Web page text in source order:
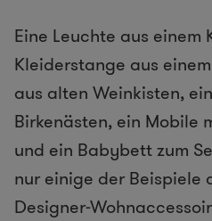
Eine Leuchte aus einem
Kleiderstange aus
aus alten Weinkisten,
Birkenästen, ein Mobile
und ein Babybett zum
nur einige der Beispiele
Designer-